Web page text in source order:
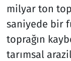
milyar ton
saniyede bir
toprağın
tarımsal